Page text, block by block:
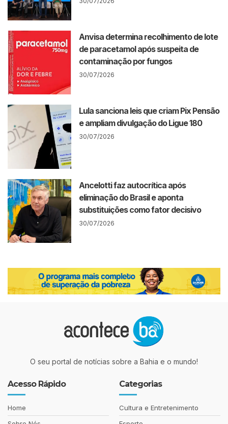
Anvisa determina recolhimento de lote
de paracetamol após suspeita de
contaminação por fungos
30/07/2026
Lula sanciona leis que criam Pix Pensão
e ampliam divulgação do Ligue 180
30/07/2026
Ancelotti faz autocrítica após
eliminação do Brasil e aponta
substituições como fator decisivo
30/07/2026
O seu portal de notícias sobre a Bahia e o mundo!
Acesso Rápido
Home
Categorias
Cultura e Entretenimento